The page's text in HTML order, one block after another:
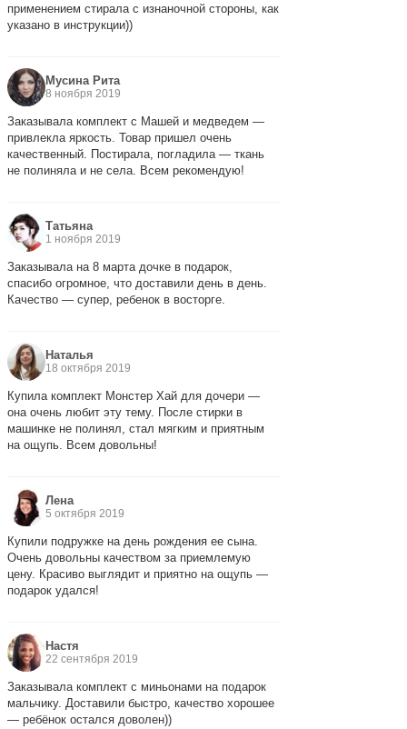
применением стирала с изнаночной стороны, как
указано в инструкции))
Мусина Рита
8 ноября 2019
Заказывала комплект с Машей и медведем —
привлекла яркость. Товар пришел очень
качественный. Постирала, погладила — ткань
не полиняла и не села. Всем рекомендую!
Татьяна
1 ноября 2019
Заказывала на 8 марта дочке в подарок,
спасибо огромное, что доставили день в день.
Качество — супер, ребенок в восторге.
Наталья
18 октября 2019
Купила комплект Монстер Хай для дочери —
она очень любит эту тему. После стирки в
машинке не полинял, стал мягким и приятным
на ощупь. Всем довольны!
Лена
5 октября 2019
Купили подружке на день рождения ее сына.
Очень довольны качеством за приемлемую
цену. Красиво выглядит и приятно на ощупь —
подарок удался!
Настя
22 сентября 2019
Заказывала комплект с миньонами на подарок
мальчику. Доставили быстро, качество хорошее
— ребёнок остался доволен))